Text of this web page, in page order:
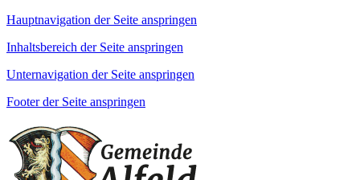
Hauptnavigation der Seite anspringen
Inhaltsbereich der Seite anspringen
Unternavigation der Seite anspringen
Footer der Seite anspringen